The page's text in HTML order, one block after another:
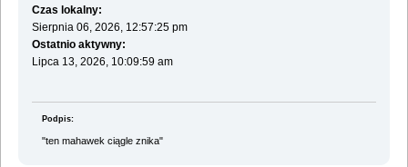
Czas lokalny:
Sierpnia 06, 2026, 12:57:25 pm
Ostatnio aktywny:
Lipca 13, 2026, 10:09:59 am
Podpis:
"ten mahawek ciągle znika"